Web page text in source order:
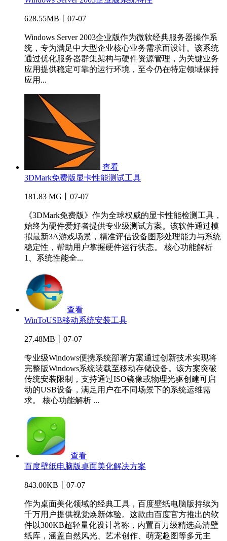
628.55MB丨07-07
Windows Server 2003企业版作为微软经典服务器操作系
统，专为满足中大型企业核心业务需求而设计。该系统
通过优化服务器群集架构与硬件资源管理，为关键业务
应用提供稳定可靠的运行环境，至今仍在特定领域保持
应用...
查看
3DMark免费版显卡性能测试工具
181.83 MG丨07-07
《3DMark免费版》作为全球权威的显卡性能检测工具，
始终为硬件爱好者提供专业级测试方案。该软件通过模
拟最新3A游戏场景，精准评估设备图形处理能力与系统
稳定性，帮助用户掌握硬件运行状态。 核心功能解析
1、系统性能全...
查看
WinToUSB移动系统安装工具
27.48MB丨07-07
专业级Windows便携系统部署方案通过创新技术实现将
完整版Windows系统装载至移动存储设备。该方案突破
传统安装限制，支持通过ISO镜像或物理光驱创建可启
动的USB设备，满足用户在不同场景下的系统运维需
求。 核心功能解析 ...
查看
百度壁纸电脑版桌面美化解决方案
843.00KB丨07-07
作为桌面美化领域的经典工具，百度壁纸电脑版持续为
千万用户提供视觉焕新体验。这款由百度官方推出的软
件以300KB超轻量化设计著称，内置百万级精选高清壁
纸库，涵盖自然风光、艺术创作、萌宠趣图等多元主